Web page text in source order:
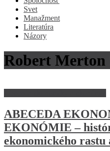
Svet
Manažment
Literatúra
Názory
Robert Merton
ABECEDA
EKONÓMIE –
ekonomického rastu